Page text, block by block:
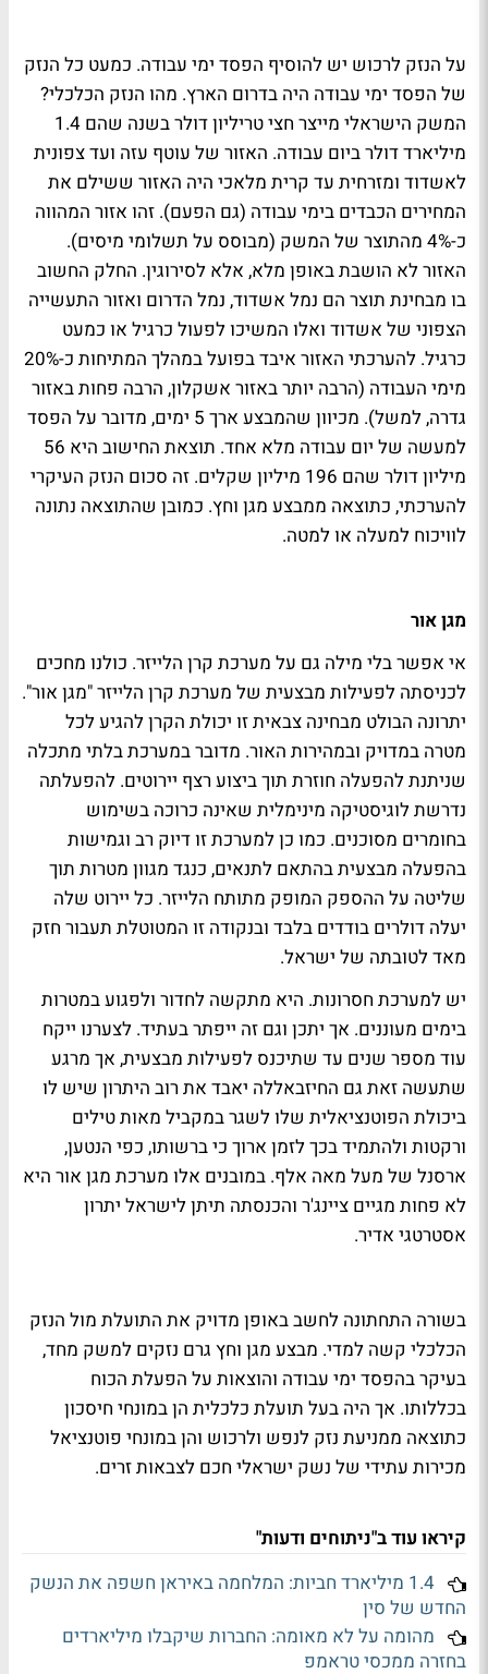
על הנזק לרכוש יש להוסיף הפסד ימי עבודה. כמעט כל הנזק
של הפסד ימי עבודה היה בדרום הארץ. מהו הנזק הכלכלי?
המשק הישראלי מייצר חצי טריליון דולר בשנה שהם 1.4
מיליארד דולר ביום עבודה. האזור של עוטף עזה ועד צפונית
לאשדוד ומזרחית עד קרית מלאכי היה האזור ששילם את
המחירים הכבדים בימי עבודה (גם הפעם). זהו אזור המהווה
כ-4% מהתוצר של המשק (מבוסס על תשלומי מיסים).
האזור לא הושבת באופן מלא, אלא לסירוגין. החלק החשוב
בו מבחינת תוצר הם נמל אשדוד, נמל הדרום ואזור התעשייה
הצפוני של אשדוד ואלו המשיכו לפעול כרגיל או כמעט
כרגיל. להערכתי האזור איבד בפועל במהלך המתיחות כ-20%
מימי העבודה (הרבה יותר באזור אשקלון, הרבה פחות באזור
גדרה, למשל). מכיוון שהמבצע ארך 5 ימים, מדובר על הפסד
למעשה של יום עבודה מלא אחד. תוצאת החישוב היא 56
מיליון דולר שהם 196 מיליון שקלים. זה סכום הנזק העיקרי
להערכתי, כתוצאה ממבצע מגן וחץ. כמובן שהתוצאה נתונה
לוויכוח למעלה או למטה.
מגן אור
אי אפשר בלי מילה גם על מערכת קרן הלייזר. כולנו מחכים
לכניסתה לפעילות מבצעית של מערכת קרן הלייזר "מגן אור".
יתרונה הבולט מבחינה צבאית זו יכולת הקרן להגיע לכל
מטרה במדויק ובמהירות האור. מדובר במערכת בלתי מתכלה
שניתנת להפעלה חוזרת תוך ביצוע רצף יירוטים. להפעלתה
נדרשת לוגיסטיקה מינימלית שאינה כרוכה בשימוש
בחומרים מסוכנים. כמו כן למערכת זו דיוק רב וגמישות
בהפעלה מבצעית בהתאם לתנאים, כנגד מגוון מטרות תוך
שליטה על ההספק המופק מתותח הלייזר. כל יירוט שלה
יעלה דולרים בודדים בלבד ובנקודה זו המטוטלת תעבור חזק
מאד לטובתה של ישראל.
יש למערכת חסרונות. היא מתקשה לחדור ולפגוע במטרות
בימים מעוננים. אך יתכן וגם זה ייפתר בעתיד. לצערנו ייקח
עוד מספר שנים עד שתיכנס לפעילות מבצעית, אך מרגע
שתעשה זאת גם החיזבאללה יאבד את רוב היתרון שיש לו
ביכולת הפוטנציאלית שלו לשגר במקביל מאות טילים
ורקטות ולהתמיד בכך לזמן ארוך כי ברשותו, כפי הנטען,
ארסנל של מעל מאה אלף. במובנים אלו מערכת מגן אור היא
לא פחות מגיים ציינג'ר והכנסתה תיתן לישראל יתרון
אסטרטגי אדיר.
בשורה התחתונה לחשב באופן מדויק את התועלת מול הנזק
הכלכלי קשה למדי. מבצע מגן וחץ גרם נזקים למשק מחד,
בעיקר בהפסד ימי עבודה והוצאות על הפעלת הכוח
בכללותו. אך היה בעל תועלת כלכלית הן במונחי חיסכון
כתוצאה ממניעת נזק לנפש ולרכוש והן במונחי פוטנציאל
מכירות עתידי של נשק ישראלי חכם לצבאות זרים.
קיראו עוד ב"ניתוחים ודעות"
1.4 מיליארד חביות: המלחמה באיראן חשפה את הנשק
החדש של סין
מהומה על לא מאומה: החברות שיקבלו מיליארדים
בחזרה ממכסי טראמפ